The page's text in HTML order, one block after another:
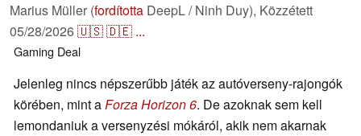
Marius Müller (fordította DeepL / Ninh Duy), Közzétett
05/28/2026🇺🇸🇩🇪 ...
Gaming Deal
Jelenleg nincs népszerűbb játék az autóverseny-rajongók
körében, mint aForza Horizon 6. De azoknak sem kell
lemondaniuk a versenyzési mókáról, akik nem akarnak